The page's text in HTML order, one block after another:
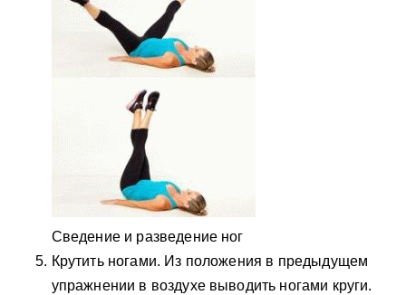
Сведение и разведение ног
Крутить ногами. Из положения в предыдущем
упражнении в воздухе выводить ногами круги.